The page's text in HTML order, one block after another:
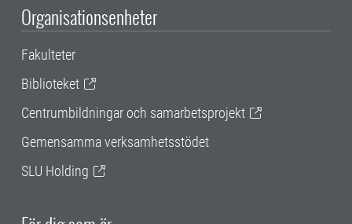
Organisationsenheter
Fakulteter
Biblioteket
Centrumbildningar och samarbetsprojekt
Gemensamma verksamhetsstödet
SLU Holding